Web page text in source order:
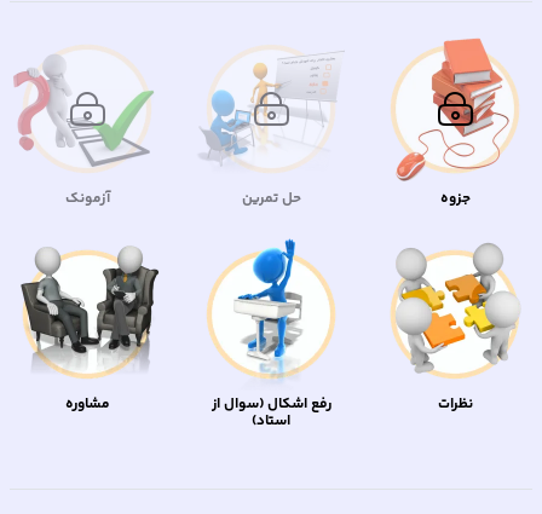
جزوه حل تمرین آزمونک
نظرات رفع اشکال (سوال از
استاد)
مشاوره